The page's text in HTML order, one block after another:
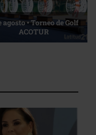
La esencia del servicio